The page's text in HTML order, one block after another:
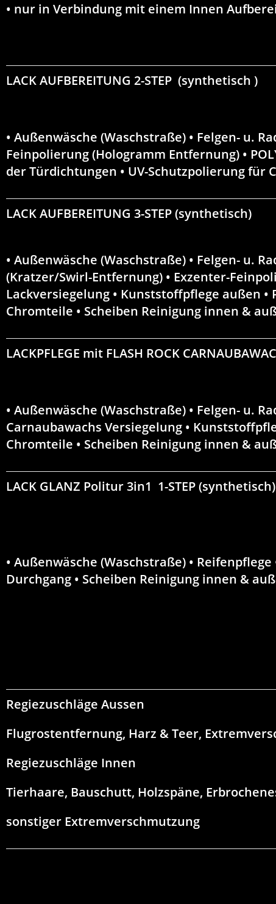
• nur in Verbindung mit einem Innen
LACK AUFBEREITUNG 2-STEP (synthetisch )
• Außenwäsche (Waschstraße) • Felgen- u.
Feinpolierung (Hologramm Entfernung) •
der Türdichtungen • UV-Schutzpolierung für
LACK AUFBEREITUNG 3-STEP(synthetisch)
• Außenwäsche (Waschstraße) • Felgen- u.
(Kratzer/Swirl-Entfernung) • Exzenter-
Lackversiegelung • Kunststoffpflege außen
Chromteile • Scheiben Reinigung innen &
LACKPFLEGE mit FLASH ROCK
• Außenwäsche (Waschstraße) • Felgen- u.
Carnaubawachs Versiegelung •
Chromteile • Scheiben Reinigung innen &
LACK GLANZ Politur 3in1 1-STEP(synthetisch)
• Außenwäsche (Waschstraße) •
Durchgang • Scheiben Reinigung innen &
Regiezuschläge Aussen
Flugrostentfernung, Harz & Teer,
Regiezuschläge Innen
Tierhaare, Bauschutt, Holzspäne,
sonstiger Extremverschmutzung